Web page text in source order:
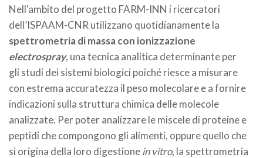
Nell'ambito del progetto FARM-INN i ricercatori
dell’ISPAAM-CNR utilizzano quotidianamente la
spettrometria di massa con ionizzazione
electrospray, una tecnica analitica determinante per
gli studi dei sistemi biologici poiché riesce a misurare
con estrema accuratezza il peso molecolare e a fornire
indicazioni sulla struttura chimica delle molecole
analizzate. Per poter analizzare le miscele di proteine e
peptidi che compongono gli alimenti, oppure quello che
si origina della loro digestionein vitro, la spettrometria